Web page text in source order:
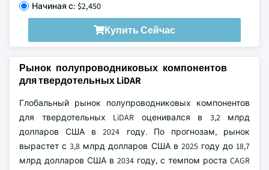
Начиная с: $2,450
Купить Сейчас
Рынок полупроводниковых компонентов
для твердотельных LiDAR
Глобальный рынок полупроводниковых компонентов
для твердотельных LiDAR оценивался в 3,2 млрд
долларов США в 2024 году. По прогнозам, рынок
вырастет с 3,8 млрд долларов США в 2025 году до 18,7
млрд долларов США в 2034 году, с темпом роста CAGR